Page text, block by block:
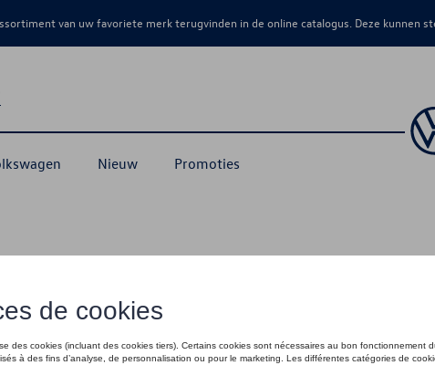
van uw favoriete merk terugvinden in de online catalogus. Deze kunnen
Nieuw Promoties